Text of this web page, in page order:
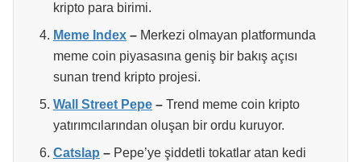
kripto para birimi.
Meme Index – Merkezi olmayan platformunda
meme coin piyasasına geniş bir bakış açısı
sunan trend kripto projesi.
Wall Street Pepe – Trend meme coin kripto
yatırımcılarından oluşan bir ordu kuruyor.
Catslap – Pepe’ye şiddetli tokatlar atan kedi